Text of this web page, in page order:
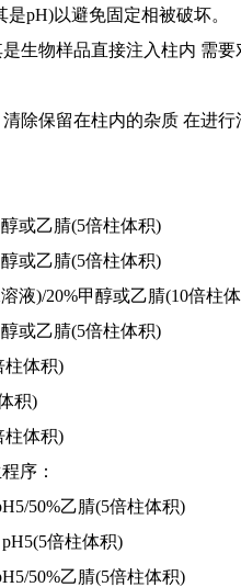
pH)以避免固定相被破坏。
物样品直接注入柱内 需要
保留在柱内的杂质 在进行
或乙腈(5倍柱体积)
或乙腈(5倍柱体积)
)/20%甲醇或乙腈(10倍柱
或乙腈(5倍柱体积)
体积)
积)
体积)
序：
50%乙腈(5倍柱体积)
倍柱体积)
50%乙腈(5倍柱体积)